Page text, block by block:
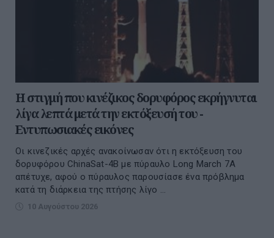
Η στιγμή που κινέζικος δορυφόρος εκρήγνυται
λίγα λεπτά μετά την εκτόξευσή του -
Εντυπωσιακές εικόνες
Οι κινεζικές αρχές ανακοίνωσαν ότι η εκτόξευση του
δορυφόρου ChinaSat-4B με πύραυλο Long March 7A
απέτυχε, αφού ο πύραυλος παρουσίασε ένα πρόβλημα
κατά τη διάρκεια της πτήσης λίγο ...
10 Αυγούστου 2026